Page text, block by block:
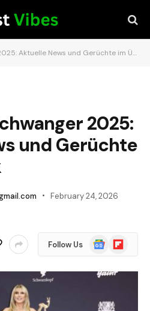
Aktuelle News und Gerüchte im Überblick
2025:
und Gerüchte
February 24, 2026
Follow Us
Google
News
Flipboard